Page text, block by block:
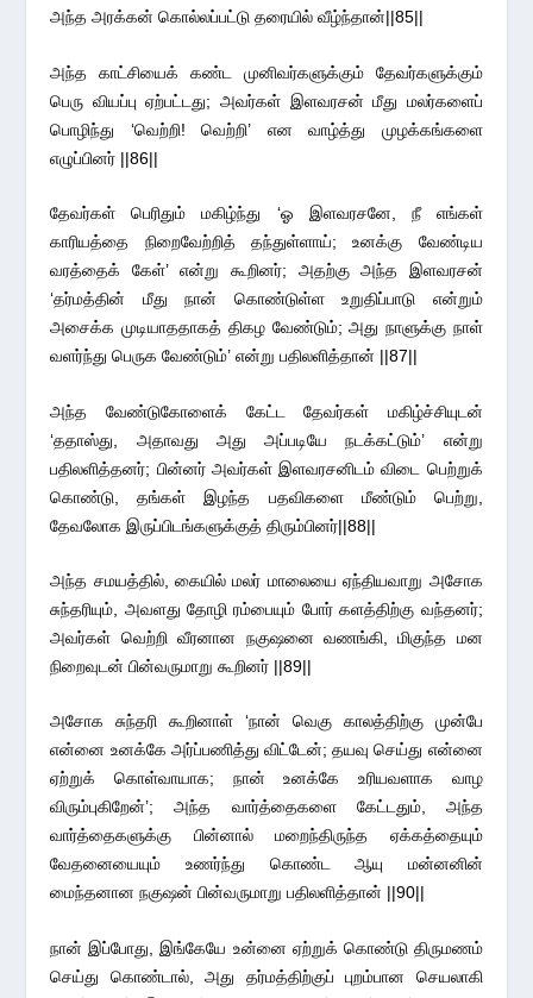
அந்த அரக்கன் கொல்லப்பட்டு தரையில் வீழ்ந்தான்||85||
அந்த காட்சியைக் கண்ட முனிவர்களுக்கும் தேவர்களுக்கும்
பெரு வியப்பு ஏற்பட்டது; அவர்கள் இளவரசன் மீது மலர்களைப்
பொழிந்து ‘வெற்றி! வெற்றி’ என வாழ்த்து முழக்கங்களை
எழுப்பினர் ||86||
தேவர்கள் பெரிதும் மகிழ்ந்து ‘ஓ இளவரசனே, நீ எங்கள்
காரியத்தை நிறைவேற்றித் தந்துள்ளாய்; உனக்கு வேண்டிய
வரத்தைக் கேள்’ என்று கூறினர்; அதற்கு அந்த இளவரசன்
‘தர்மத்தின் மீது நான் கொண்டுள்ள உறுதிப்பாடு என்றும்
அசைக்க முடியாததாகத் திகழ வேண்டும்; அது நாளுக்கு நாள்
வளர்ந்து பெருக வேண்டும்’ என்று பதிலளித்தான் ||87||
அந்த வேண்டுகோளைக் கேட்ட தேவர்கள் மகிழ்ச்சியுடன்
‘ததாஸ்து, அதாவது அது அப்படியே நடக்கட்டும்’ என்று
பதிலளித்தனர்; பின்னர் அவர்கள் இளவரசனிடம் விடை பெற்றுக்
கொண்டு, தங்கள் இழந்த பதவிகளை மீண்டும் பெற்று,
தேவலோக இருப்பிடங்களுக்குத் திரும்பினர்||88||
அந்த சமயத்தில், கையில் மலர் மாலையை ஏந்தியவாறு அசோக
சுந்தரியும், அவளது தோழி ரம்பையும் போர் களத்திற்கு வந்தனர்;
அவர்கள் வெற்றி வீரனான நகுஷனை வணங்கி, மிகுந்த மன
நிறைவுடன் பின்வருமாறு கூறினர் ||89||
அசோக சுந்தரி கூறினாள் ‘நான் வெகு காலத்திற்கு முன்பே
என்னை உனக்கே அர்ப்பணித்து விட்டேன்; தயவு செய்து என்னை
ஏற்றுக் கொள்வாயாக; நான் உனக்கே உரியவளாக வாழ
விரும்புகிறேன்’; அந்த வார்த்தைகளை கேட்டதும், அந்த
வார்த்தைகளுக்கு பின்னால் மறைந்திருந்த ஏக்கத்தையும்
வேதனையையும் உணர்ந்து கொண்ட ஆயு மன்னனின்
மைந்தனான நகுஷன் பின்வருமாறு பதிலளித்தான் ||90||
நான் இப்போது, இங்கேயே உன்னை ஏற்றுக் கொண்டு திருமணம்
செய்து கொண்டால், அது தர்மத்திற்குப் புறம்பான செயலாகி